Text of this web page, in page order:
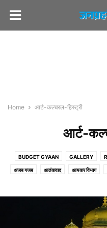
Home आर्ट-कल्चरल-हिस्ट्री
आर्ट-
BUDGET GYAAN GALLERY
अजब गजब आतंकवाद आयकर विभाग
कल्चरल कोर्ट क्राइम खबरों की
जनप्रहरी लेटेस्ट
दुर्घटना-हादसे